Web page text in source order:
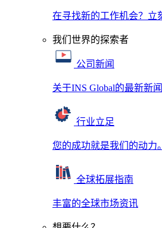
在寻找新的工作机会？立
我们世界的探索者
公司新闻
关于INS Global的最新新闻
行业立足
您的成功就是我们的动力。
全球拓展指南
丰富的全球市场资讯